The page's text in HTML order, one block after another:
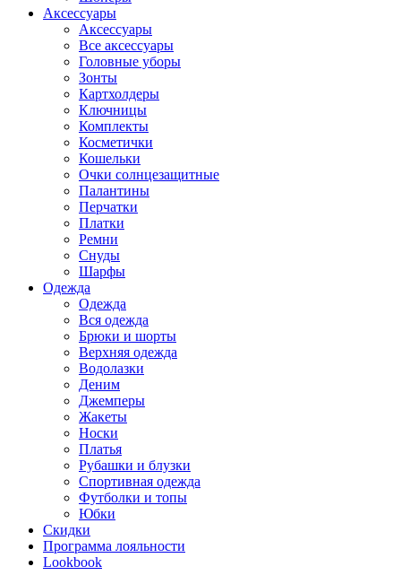
Аксессуары
Аксессуары
Все аксессуары
Головные уборы
Зонты
Картхолдеры
Ключницы
Комплекты
Косметички
Кошельки
Очки солнцезащитные
Палантины
Перчатки
Платки
Ремни
Снуды
Шарфы
Одежда
Одежда
Вся одежда
Брюки и шорты
Верхняя одежда
Водолазки
Деним
Джемперы
Жакеты
Носки
Платья
Рубашки и блузки
Спортивная одежда
Футболки и топы
Юбки
Скидки
Программа лояльности
Lookbook